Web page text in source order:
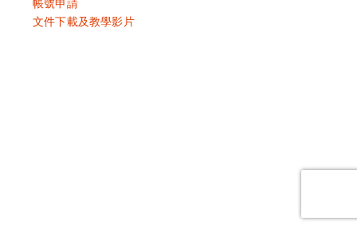
帳號申請
文件下載及教學影片